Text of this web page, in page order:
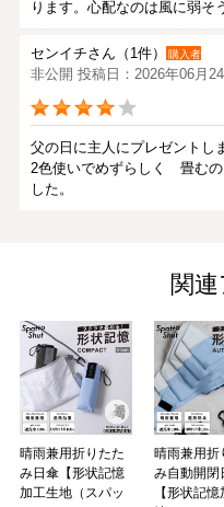
ります。心配なのは風に弱そ
センイチさん（1件） 購入者
非公開 投稿日：2026年06月24
父の日に主人にプレゼントし
2色使いでめずらしく 畳むの
した。
形状記憶の折りたたみ日傘が
とても軽く持ち運びに便利で
開く時は少し力がいりますが
す。
形状記憶なので畳みやすいで
コロさん（1件） 購入者
非公開 投稿日：2026年06月
関
晴雨兼用折りたた
み日傘【形状記憶
加工生地（スパッ
晴雨兼用折
み自動開閉
【形状記